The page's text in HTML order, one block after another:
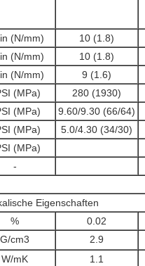
(N/mm) 10 (1.8)
(N/mm) 10 (1.8)
(N/mm) 9 (1.6)
(MPa) 280 (1930)
(MPa) 9.60/9.30 (66/64)
(MPa) 5.0/4.30 (34/30)
(MPa)
-
Eigenschaften
% 0.02
G/cm3 2.9
W/mK 1.1